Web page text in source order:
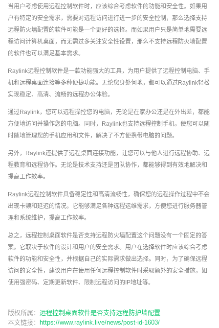
当用户考虑使用远程控制软件时，应该综合考虑软件的功能和安全性。如果用
户有特定的安全需求，需要对远程访问进行进一步的安全控制，那么选择支持
远程防火墙配置的软件可能是一个更好的选择。而如果用户只是简单地需要远
程访问计算机桌面，而无需过多关注安全性设置，那么不支持远程防火墙配置
的软件也可以满足基本需求。
Raylink远程控制软件是一款功能强大的工具，为用户提供了远程控制电脑、手
机和远程桌面连接等多种便捷功能。无论您身处何地，都可以通过Raylink轻松
实现稳定、高清、流畅的远程办公体验。
通过Raylink，您可以远程操控您的电脑，无论是在家办公还是在外出差，都能
方便地访问并操作您的电脑。同时，Raylink也支持远程控制手机，使您可以随
时随地管理您的手机应用和文件，解决了不方便携带电脑的问题。
另外，Raylink还提供了远程桌面连接功能，让您可以与他人进行远程协助、远
程教育和远程协作。无论是技术支持还是团队协作，都能够得到有效地解决和
提高工作效率。
Raylink远程控制软件具备稳定性和高清流畅性，确保您的远程操作过程中不会
出现卡顿和延迟的情况。它能够满足各种远程运维需求，方便您进行服务器管
理和系统维护，提高工作效率。
总之，远程控制桌面软件是否支持远程防火墙配置这个问题没有一个固定的答
案。它取决于软件的设计和用户的安全需求。用户在选择软件时应该综合考虑
软件的功能和安全性，并根据自己的实际需求做出选择。同时，为了确保远程
访问的安全性，建议用户在使用任何远程控制软件时采取额外的安全措施，如
使用强密码、定期更新软件、限制远程访问的IP地址等。
版权所属： 远程控制桌面软件是否支持远程防护墙配置
本文链接：
https://www.raylink.live/news/post-id-1603/